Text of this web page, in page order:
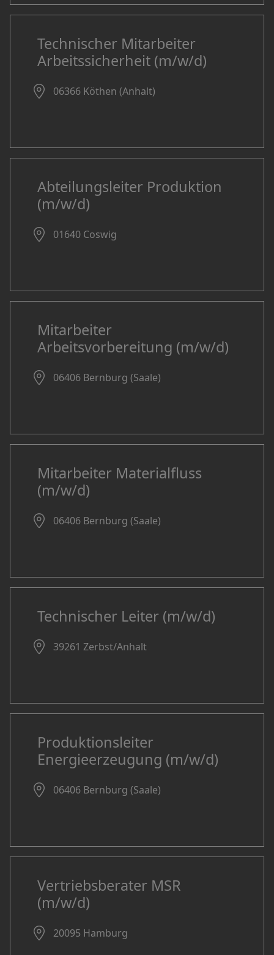
Technischer Mitarbeiter
Arbeitssicherheit (m/w/d)
06366 Köthen (Anhalt)
Abteilungsleiter Produktion
(m/w/d)
01640 Coswig
Mitarbeiter
Arbeitsvorbereitung (m/w/d)
06406 Bernburg (Saale)
Mitarbeiter Materialfluss
(m/w/d)
06406 Bernburg (Saale)
Technischer Leiter (m/w/d)
39261 Zerbst/Anhalt
Produktionsleiter
Energieerzeugung (m/w/d)
06406 Bernburg (Saale)
Vertriebsberater MSR
(m/w/d)
20095 Hamburg